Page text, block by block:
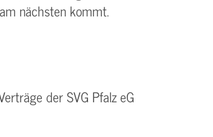
nächsten kommt.
der SVG Pfalz eG